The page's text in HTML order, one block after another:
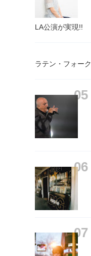
LA公演が実現!!
ラテン・フォー